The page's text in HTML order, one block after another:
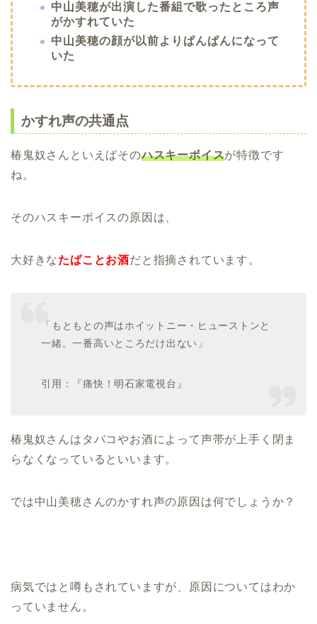
中山美穂が出演した番組で歌ったところ声
がかすれていた
中山美穂の顔が以前よりぱんぱんになって
いた
かすれ声の共通点
椿鬼奴さんといえばそのハスキーボイスが特徴です
ね。
そのハスキーボイスの原因は、
大好きなたばことお酒だと指摘されています。
「もともとの声はホイットニー・ヒューストンと
一緒。一番高いところだけ出ない」
引用：『痛快！明石家電視台』
椿鬼奴さんはタバコやお酒によって声帯が上手く閉ま
らなくなっているといいます。
では中山美穂さんのかすれ声の原因は何でしょうか？
病気ではと噂もされていますが、原因についてはわか
っていません。